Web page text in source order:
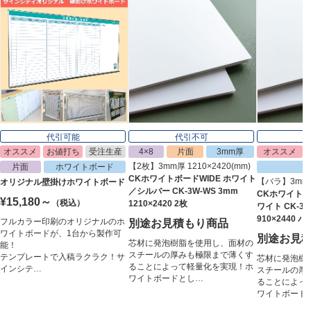
代引可能
オススメ
お値打ち
受注生産
片面
ホワイトボード
オリジナル壁掛けホワイトボード
¥15,180～
（税込）
フルカラー印刷のオリジナルのホ
ワイトボードが、1台から製作可
能！
テンプレートで入稿ラクラク！サ
インシテ…
代引不可
4×8
片面
3mm厚
【2枚】3mm厚 1210×2420(mm)
CKホワイトボードWIDE ホワイト
／シルバー CK-3W-WS 3mm
1210×2420 2枚
別途お見積もり商品
芯材に発泡樹脂を使用し、面材の
スチールの厚みも極限まで薄くす
ることによって軽量化を実現！ホ
ワイトボードとし…
オススメ
【バラ】
CKホワイト
ワイト CK-
910×2440 バ
別途お見
芯材に発泡樹
スチールの厚
ることによっ
ワイトボー